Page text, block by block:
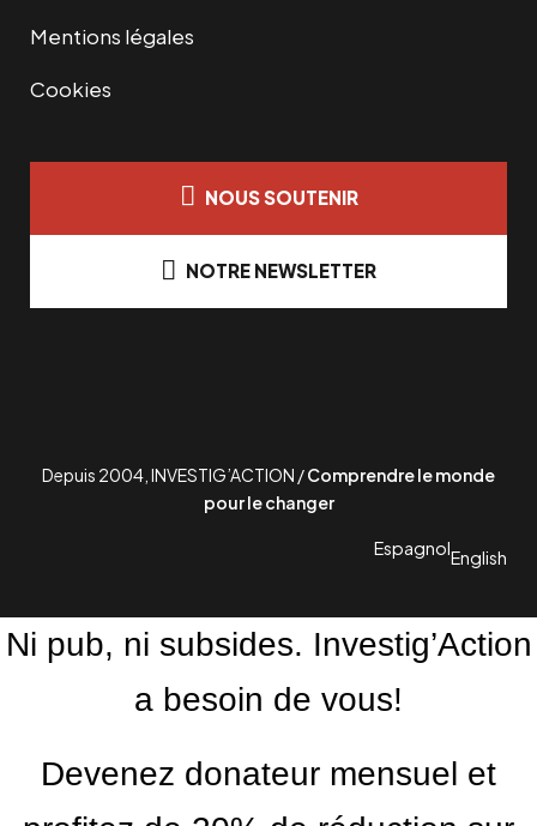
Mentions légales
Cookies
NOUS SOUTENIR
NOTRE NEWSLETTER
Depuis 2004, INVESTIG’ACTION /Comprendre le monde
pour le changer
EspagnolEnglish
Ni pub, ni subsides. Investig’Action
a besoin de vous!
Devenez donateur mensuel et